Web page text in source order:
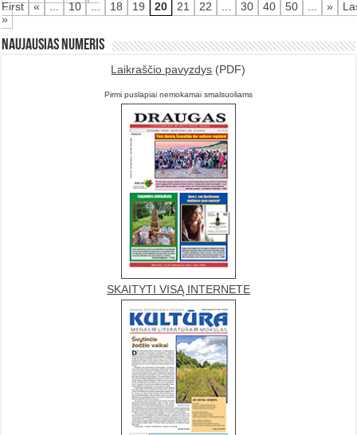
First « ... 10 ... 18 19 20 21 22 30 40 50 »
»
Naujausias numeris
Laikraščio pavyzdys (PDF)
Pirmi puslapiai nemokamai smalsuoliams
SKAITYTI VISĄ INTERNETE